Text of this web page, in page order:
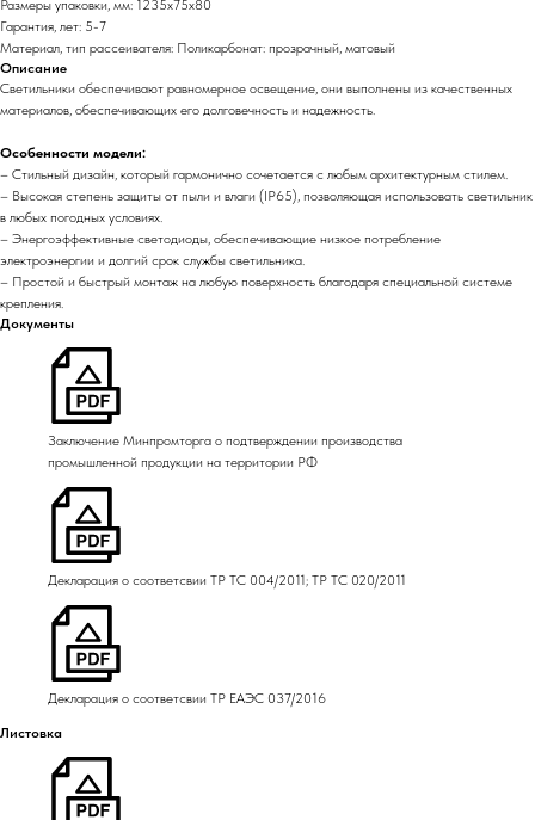
Размеры упаковки, мм: 1235х75х80
Гарантия, лет: 5-7
Материал, тип рассеивателя: Поликарбонат: прозрачный, матовый
Описание
Светильники обеспечивают равномерное освещение, они выполнены из качественных
материалов, обеспечивающих его долговечность и надежность.
Особенности модели:
– Стильный дизайн, который гармонично сочетается с любым архитектурным стилем.
– Высокая степень защиты от пыли и влаги (IP65), позволяющая использовать светильник
в любых погодных условиях.
– Энергоэффективные светодиоды, обеспечивающие низкое потребление
электроэнергии и долгий срок службы светильника.
– Простой и быстрый монтаж на любую поверхность благодаря специальной системе
крепления.
Документы
Заключение Минпромторга о подтверждении производства
промышленной продукции на территории РФ
Декларация о соответсвии ТР ТС 004/2011; ТР ТС 020/2011
Декларация о соответсвии ТР ЕАЭС 037/2016
Листовка